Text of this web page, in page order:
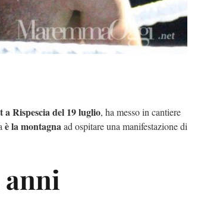
a Rispescia del 19 luglio, ha messo in cantiere
è la montagnaad ospitare una manifestazione di
anni